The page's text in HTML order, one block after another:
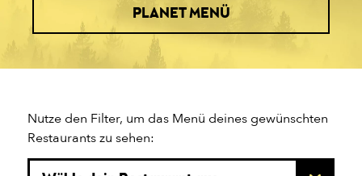
PLANET MENÜ
Nutze den Filter, um das Menü deines gewünschten
Restaurants zu sehen: